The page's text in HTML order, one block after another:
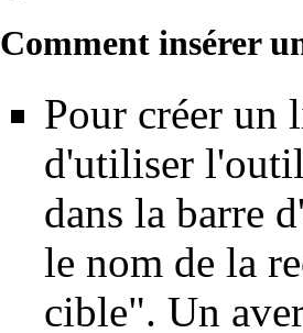
Comment insérer
Pour créer un
d'utiliser
dans la barre
le nom de la
cible". Un